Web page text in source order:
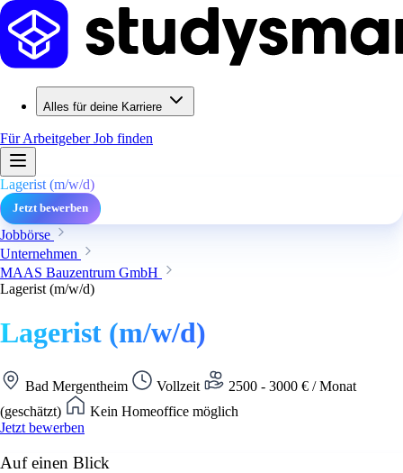
Alles für deine Karriere
Für ArbeitgeberJob finden
Lagerist (m/w/d)
Jetzt bewerben
Jobbörse
Unternehmen
MAAS Bauzentrum GmbH
Lagerist (m/w/d)
Lagerist (m/w/d)
Bad Mergentheim Vollzeit
2500 - 3000 € / Monat
(geschätzt)
Kein Homeoffice möglich
Jetzt bewerben
Auf einen Blick